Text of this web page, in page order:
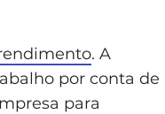
. A
por conta de
para